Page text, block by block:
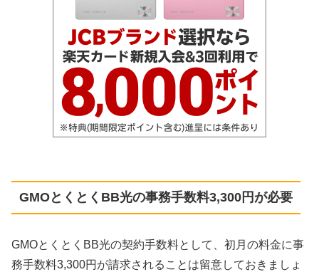
GMOとくとくBB光の事務手数料3,300円が必要
GMOとくとくBB光の契約手数料として、初月の料金に事
務手数料3,300円が請求されることは留意しておきましょ